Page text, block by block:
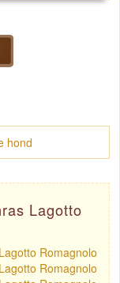
hond
Lagotto